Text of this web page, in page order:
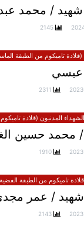
/ محمد عبد
2145
(قلادة تاميكوم من الطبقة
2311
المدنيون (قلادة
محمد حسين
1910
تاميكوم من الطبقة
/ عمر
2143